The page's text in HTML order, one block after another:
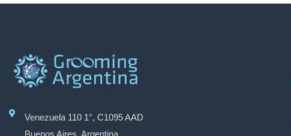
Venezuela 110 1°, C1095 AAD